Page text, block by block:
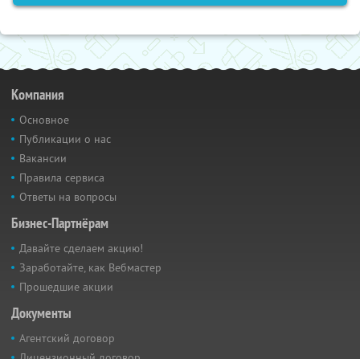
Компания
Основное
Публикации о нас
Вакансии
Правила сервиса
Ответы на вопросы
Бизнес-Партнёрам
Давайте сделаем акцию!
Заработайте, как Вебмастер
Прошедшие акции
Документы
Агентский договор